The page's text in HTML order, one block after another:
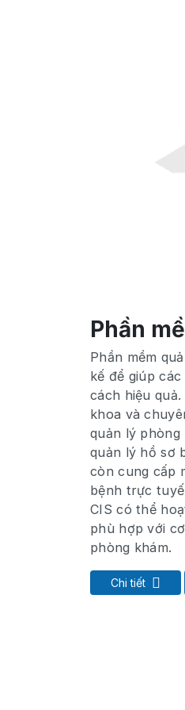
Phần
Phần mềm
kế để giúp
cách hiệu
khoa và
quản lý phòng
quản lý hồ sơ
còn cung cấp
bệnh trực
CIS có thể
phù hợp với
phòng khám.
Chi tiết